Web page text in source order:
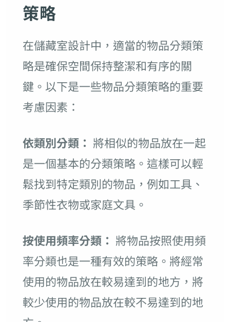
策略
在儲藏室設計中，適當的物品分類策
略是確保空間保持整潔和有序的關
鍵。以下是一些物品分類策略的重要
考慮因素：
依類別分類： 將相似的物品放在一起
是一個基本的分類策略。這樣可以輕
鬆找到特定類別的物品，例如工具、
季節性衣物或家庭文具。
按使用頻率分類： 將物品按照使用頻
率分類也是一種有效的策略。將經常
使用的物品放在較易達到的地方，將
較少使用的物品放在較不易達到的地